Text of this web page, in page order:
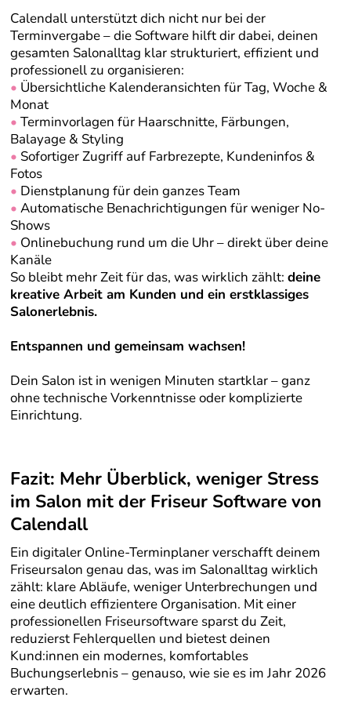
Calendall unterstützt dich nicht nur bei der
Terminvergabe – die Software hilft dir dabei, deinen
gesamten Salonalltag klar strukturiert, effizient und
professionell zu organisieren:
• Übersichtliche Kalenderansichten für Tag, Woche &
Monat
• Terminvorlagen für Haarschnitte, Färbungen,
Balayage & Styling
• Sofortiger Zugriff auf Farbrezepte, Kundeninfos &
Fotos
• Dienstplanung für dein ganzes Team
• Automatische Benachrichtigungen für weniger No-
Shows
• Onlinebuchung rund um die Uhr – direkt über deine
Kanäle
So bleibt mehr Zeit für das, was wirklich zählt: deine
kreative Arbeit am Kunden und ein erstklassiges
Salonerlebnis.
Entspannen und gemeinsam wachsen!
Dein Salon ist in wenigen Minuten startklar – ganz
ohne technische Vorkenntnisse oder komplizierte
Einrichtung.
Fazit: Mehr Überblick, weniger Stress
im Salon mit der Friseur Software von
Calendall
Ein digitaler Online-Terminplaner verschafft deinem
Friseursalon genau das, was im Salonalltag wirklich
zählt: klare Abläufe, weniger Unterbrechungen und
eine deutlich effizientere Organisation. Mit einer
professionellen Friseursoftware sparst du Zeit,
reduzierst Fehlerquellen und bietest deinen
Kund:innen ein modernes, komfortables
Buchungserlebnis – genauso, wie sie es im Jahr 2026
erwarten.